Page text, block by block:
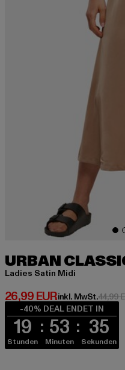
URBAN
Ladies Satin Midi
26,99 EUR
Derzeitiger Preis: 26,99
inkl. MwSt.44,99
-40% DEAL ENDET IN
19
Stunden
53
Minuten
35
Sekunden